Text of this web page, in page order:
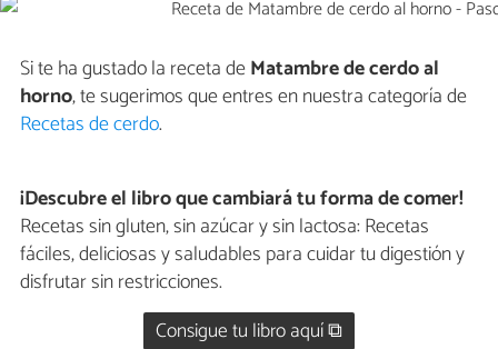
Si te ha gustado la receta deMatambre de cerdo al
horno, te sugerimos que entres en nuestra categoría de
Recetas de cerdo.
¡Descubre el libro que cambiará tu forma de comer!
Recetas sin gluten, sin azúcar y sin lactosa: Recetas
fáciles, deliciosas y saludables para cuidar tu digestión y
disfrutar sin restricciones.
Consigue tu libro aquí ⧉